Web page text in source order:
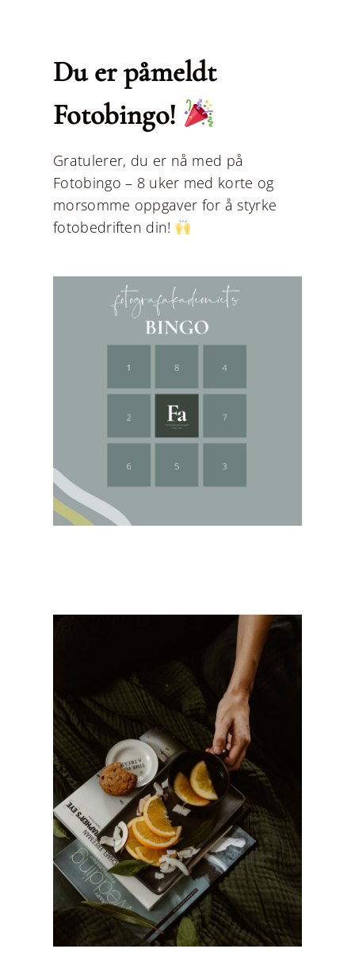
Du er påmeldt
Fotobingo!
Gratulerer, du er nå med på
Fotobingo – 8 uker med korte og
morsomme oppgaver for å styrke
fotobedriften din!